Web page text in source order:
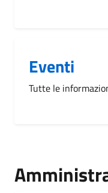
Eventi
Tutte le